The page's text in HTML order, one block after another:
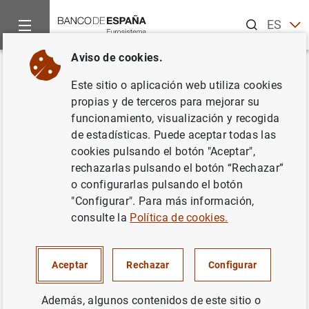
ESEN
Inicio Noticias y eventos
Volver
El BCE acoge con satisfacción
la publicación de las pruebas de
resistencia de la Unión Europea
El BCE acoge con satisfacción la publicación
de las pruebas de resistencia de la Unión
Europea (16KB)
Aviso de cookies.
Este sitio o aplicación web utiliza cookies
propias y de terceros para mejorar su
funcionamiento, visualización y recogida
de estadísticas. Puede aceptar todas las
cookies pulsando el botón "Aceptar",
rechazarlas pulsando el botón “Rechazar”
o configurarlas pulsando el botón
"Configurar". Para más información,
consulte la Política de cookies.
Aceptar Rechazar Configurar
Además, algunos contenidos de este sitio o